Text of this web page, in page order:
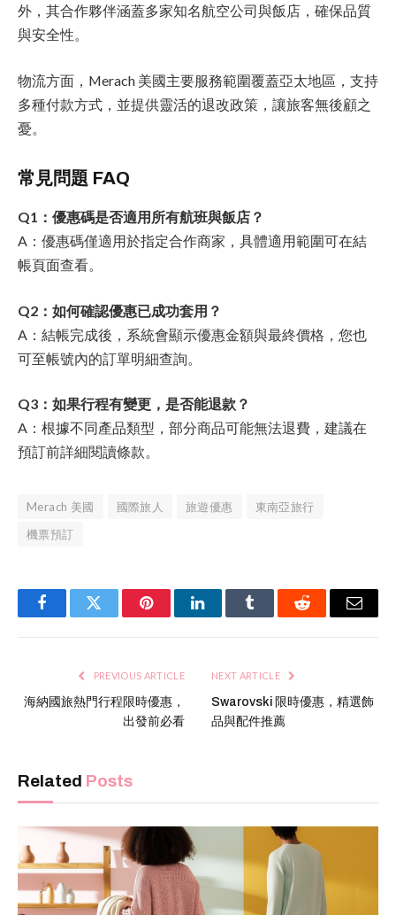
外，其合作夥伴涵蓋多家知名航空公司與飯店，確保品質
與安全性。
物流方面，Merach 美國主要服務範圍覆蓋亞太地區，支持
多種付款方式，並提供靈活的退改政策，讓旅客無後顧之
憂。
常見問題 FAQ
Q1：優惠碼是否適用所有航班與飯店？
A：優惠碼僅適用於指定合作商家，具體適用範圍可在結
帳頁面查看。
Q2：如何確認優惠已成功套用？
A：結帳完成後，系統會顯示優惠金額與最終價格，您也
可至帳號內的訂單明細查詢。
Q3：如果行程有變更，是否能退款？
A：根據不同產品類型，部分商品可能無法退費，建議在
預訂前詳細閱讀條款。
Merach 美國 國際旅人 旅遊優惠
東南亞旅行
機票預訂
FacebookTwitter PinterestLinkedInTumblr Reddit Email
PREVIOUS ARTICLE
海納國旅熱門行程限時優惠，
出發前必看
NEXT ARTICLE
Swarovski 限時優惠，精選飾
品與配件推薦
Related Posts